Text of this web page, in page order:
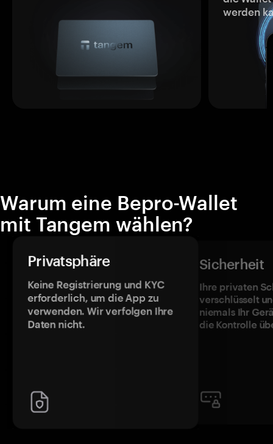
werden
Warum eine Bepro-Wallet
mit Tangem wählen?
Privatsphäre
Keine Registrierung und KYC
erforderlich, um die App zu
verwenden. Wir verfolgen Ihre
Daten nicht.
Sicherheit
Ihre privaten
verschlüsselt
niemals Ihr
die Kontrolle